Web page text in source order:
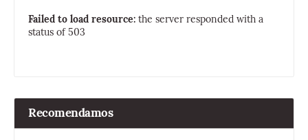
Failed to load resource: the server responded with a
status of 503
Recomendamos